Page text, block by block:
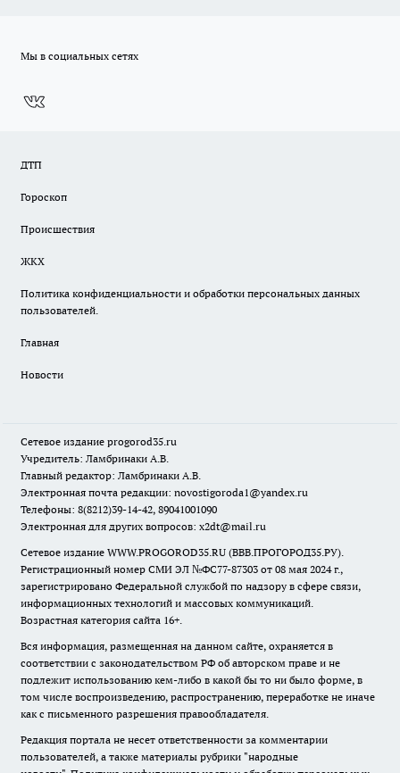
Мы в социальных сетях
ДТП
Гороскоп
Происшествия
ЖКХ
Политика конфиденциальности и обработки персональных данных
пользователей.
Главная
Новости
Сетевое издание progorod35.ru
Учредитель: Ламбринаки А.В.
Главный редактор: Ламбринаки А.В.
Электронная почта редакции: novostigoroda1@yandex.ru
Телефоны: 8(8212)39-14-42, 89041001090
Электронная для других вопросов: x2dt@mail.ru
Сетевое издание WWW.PROGOROD35.RU (ВВВ.ПРОГОРОД35.РУ).
Регистрационный номер СМИ ЭЛ №ФС77-87303 от 08 мая 2024 г.,
зарегистрировано Федеральной службой по надзору в сфере связи,
информационных технологий и массовых коммуникаций.
Возрастная категория сайта 16+.
Вся информация, размещенная на данном сайте, охраняется в
соответствии с законодательством РФ об авторском праве и не
подлежит использованию кем-либо в какой бы то ни было форме, в
том числе воспроизведению, распространению, переработке не иначе
как с письменного разрешения правообладателя.
Редакция портала не несет ответственности за комментарии
пользователей, а также материалы рубрики "народные